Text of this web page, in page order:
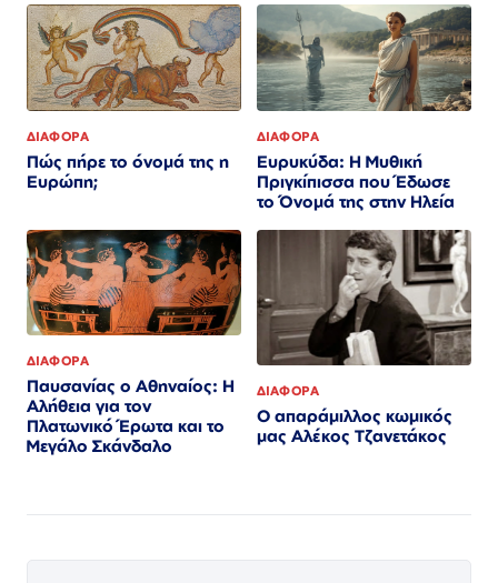
ΔΙΑΦΟΡΑ
Πώς πήρε το όνομά της η
Ευρώπη;
ΔΙΑΦΟΡΑ
Ευρυκύδα: Η Μυθική
Πριγκίπισσα που Έδωσε
το Όνομά της στην Ηλεία
ΔΙΑΦΟΡΑ
Παυσανίας ο Αθηναίος: Η
Αλήθεια για τον
Πλατωνικό Έρωτα και το
Μεγάλο Σκάνδαλο
ΔΙΑΦΟΡΑ
Ο απαράμιλλος κωμικός
μας Αλέκος Τζανετάκος